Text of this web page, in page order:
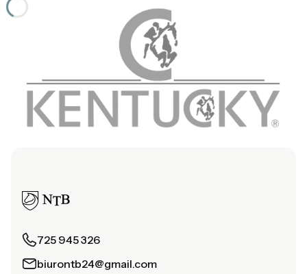
725 945 326
biurontb24@gmail.com